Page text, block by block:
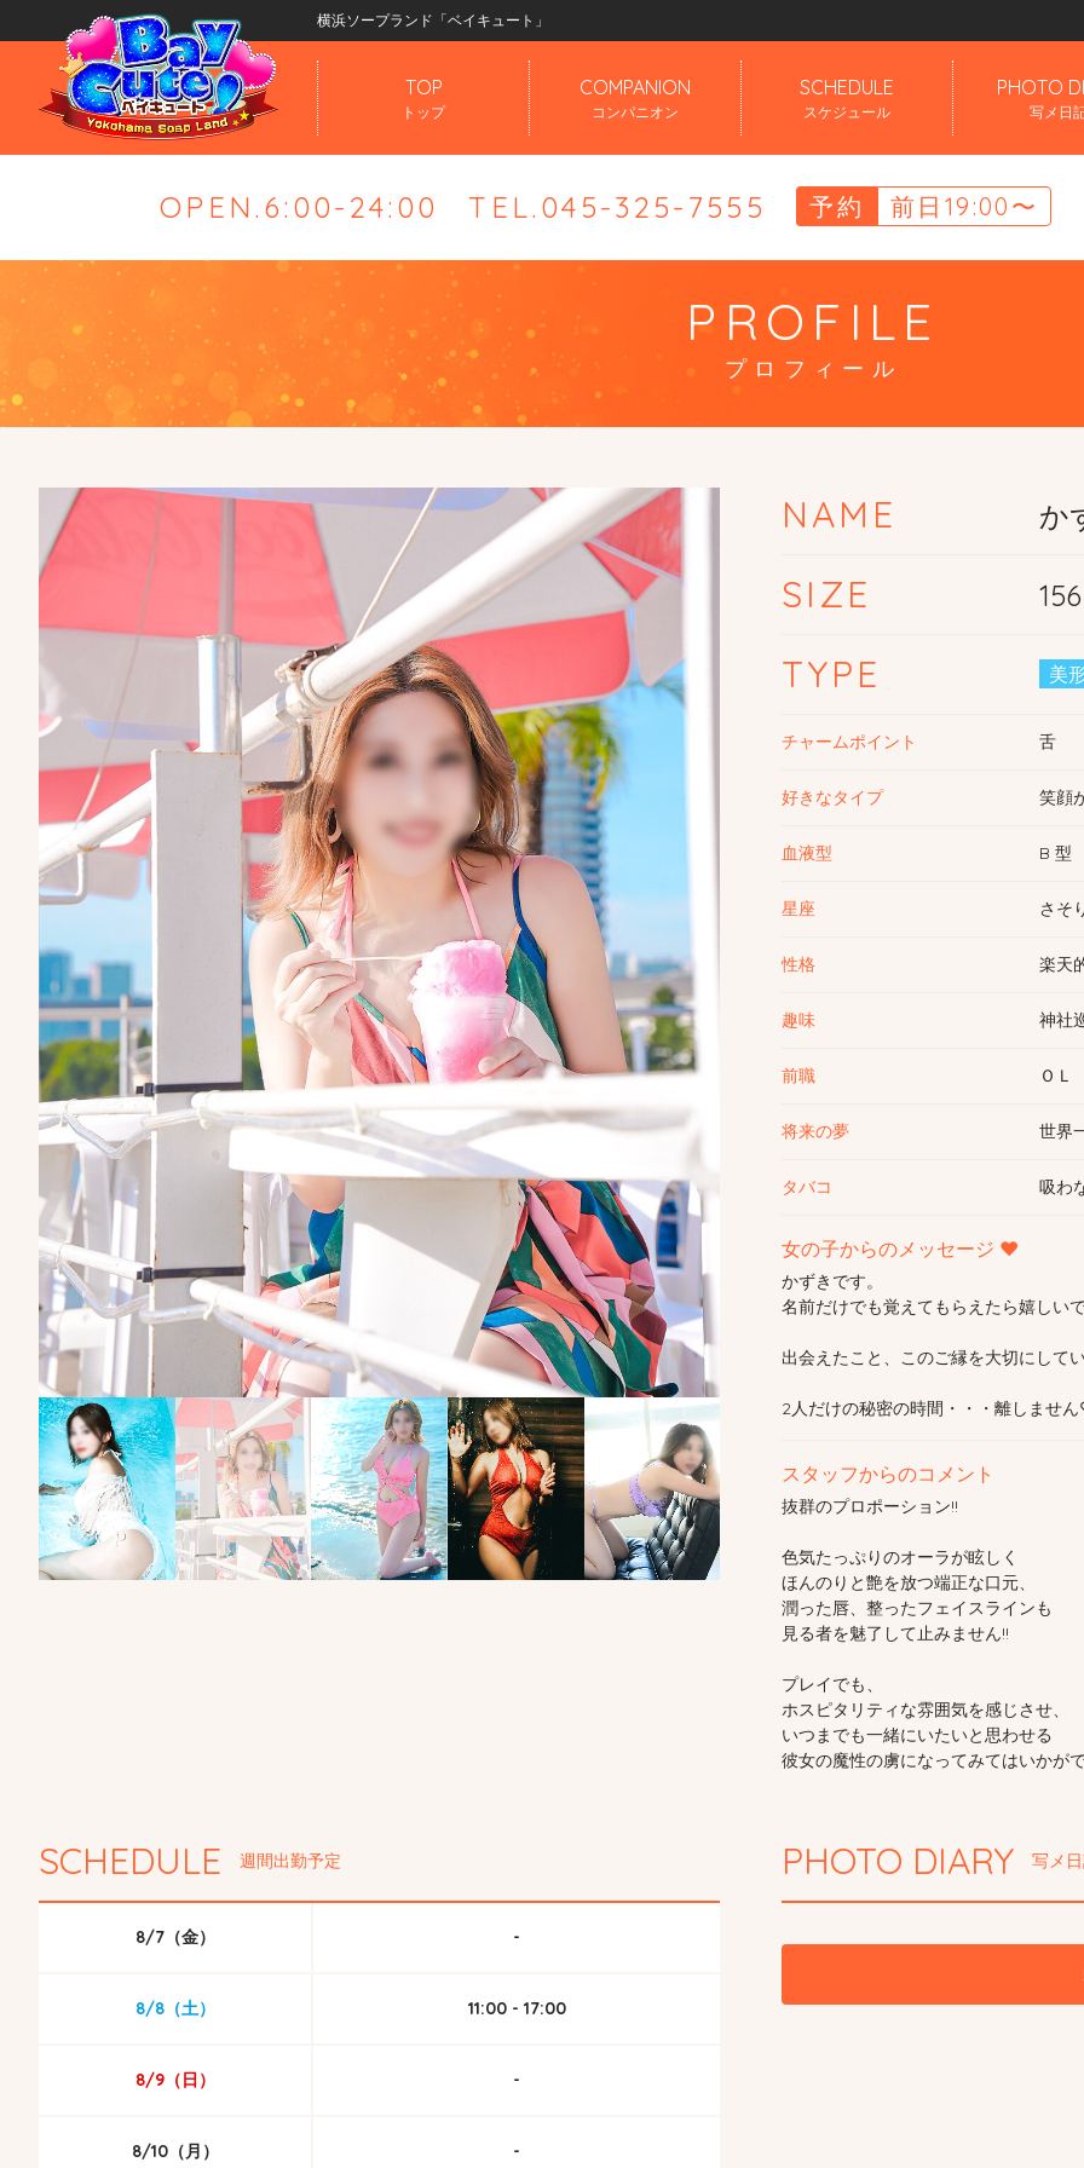
横浜ソープランド「ベイキュート」
TOP
トップ
COMPANION
コンパニオン
SCHEDULE
スケジュール
PHOTO
写メ日
OPEN.6:00-24:00 TEL.045-325-7555 予約 前日19:00〜
PROFILE
プロフィール
NAME か
SIZE
TYPE 美
チャームポイント 舌
好きなタイプ 笑顔
血液型 B 型
星座 さそ
性格 楽天
趣味 神社
前職 ＯＬ
将来の夢 世界
タバコ 吸わ
女の子からのメッセージ ♥
かずきです。
名前だけでも覚えてもらえたら嬉しいで
出会えたこと、このご縁を大切にして
2人だけの秘密の時間・・・離しませ
スタッフからのコメント
抜群のプロポーション!!
色気たっぷりのオーラが眩しく
ほんのりと艶を放つ端正な口元、
潤った唇、整ったフェイスラインも
見る者を魅了して止みません!!
プレイでも、
ホスピタリティな雰囲気を感じさせ、
いつまでも一緒にいたいと思わせる
彼女の魔性の虜になってみてはいかが
SCHEDULE 週間出勤予定
8/7（金） -
8/8（土） 11:00 - 17:00
8/9（日） -
8/10（月） -
PHOTO DIARY 写メ